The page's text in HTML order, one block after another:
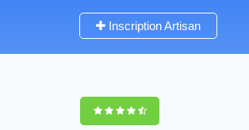
Inscription Artisan